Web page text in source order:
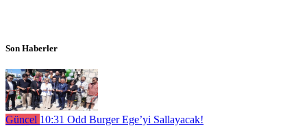
Son Haberler
Güncel 10:31 Odd Burger Ege’yi Sallayacak!